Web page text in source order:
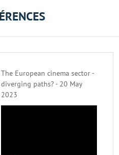
The European cinema sector -
diverging paths? - 20 May
2023